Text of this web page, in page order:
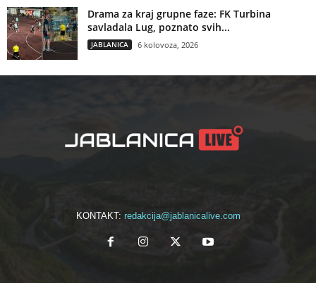
Drama za kraj grupne faze: FK Turbina
savladala Lug, poznato svih...
JABLANICA 6 kolovoza, 2026
KONTAKT: redakcija@jablanicalive.com